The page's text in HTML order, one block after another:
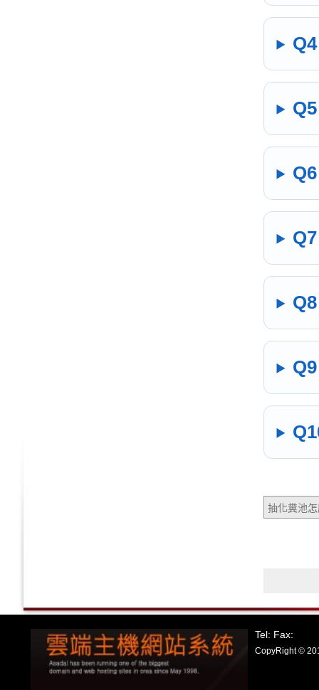
抽化糞池
Tel: Fax:
CopyRight ©